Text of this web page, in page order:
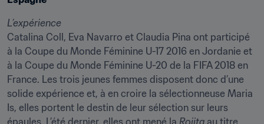
L’expérience
Catalina Coll, Eva Navarro et Claudia Pina ont participé
à la Coupe du Monde Féminine U-17 2016 en Jordanie et
à la Coupe du Monde Féminine U-20 de la FIFA 2018 en
France. Les trois jeunes femmes disposent donc d’une
solide expérience et, à en croire la sélectionneuse Maria
Is, elles portent le destin de leur sélection sur leurs
épaules. L’été dernier, elles ont mené la Rojita au titre